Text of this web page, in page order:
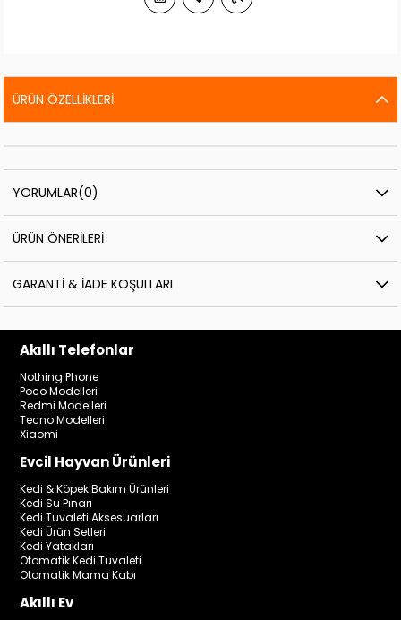
ÜRÜN ÖZELLIKLERI
YORUMLAR(0)
ÜRÜN ÖNERILERI
GARANTI & İADE KOŞULLARI
Akıllı Telefonlar
Nothing Phone
Poco Modelleri
Redmi Modelleri
Tecno Modelleri
Xiaomi
Evcil Hayvan Ürünleri
Kedi & Köpek Bakım Ürünleri
Kedi Su Pınarı
Kedi Tuvaleti Aksesuarları
Kedi Ürün Setleri
Kedi Yatakları
Otomatik Kedi Tuvaleti
Otomatik Mama Kabı
Akıllı Ev